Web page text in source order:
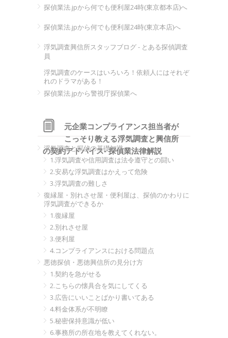
探偵業法.jpから何でも便利屋24時(東京都本店)へ
探偵業法.jpから何でも便利屋24時(東京本店)へ
浮気調査興信所スタッフブログ - とある探偵調査
員
浮気調査のケースはいろいろ！依頼人にはそれぞ
れのドラマがある！
探偵業法.jpから警視庁探偵業へ
元企業コンプライアンス担当者が
こっそり教える浮気調査と興信所
の契約アドバイス- 探偵業法律解説
浮気調査と探偵の基礎知識
1.浮気調査や信用調査は法令遵守との闘い
2.安易な浮気調査はかえって危険
3.浮気調査の難しさ
復縁屋・別れさせ屋・便利屋は、探偵のかわりに
浮気調査ができるか
1.復縁屋
2.別れさせ屋
3.便利屋
4.コンプライアンスにおける問題点
悪徳探偵・悪徳興信所の見分け方
1.契約を急がせる
2.こちらの懐具合を気にしてくる
3.広告にいいことばかり書いてある
4.料金体系が不明瞭
5.秘密保持意識が低い
6.事務所の所在地を教えてくれない。